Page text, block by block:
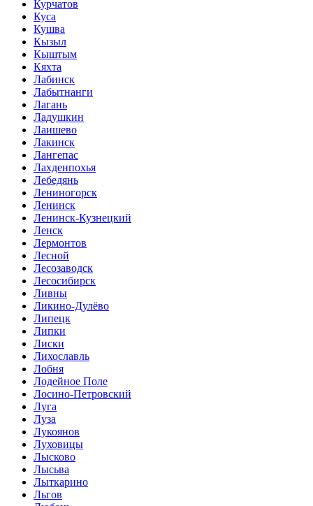
Курчатов
Куса
Кушва
Кызыл
Кыштым
Кяхта
Лабинск
Лабытнанги
Лагань
Ладушкин
Лаишево
Лакинск
Лангепас
Лахденпохья
Лебедянь
Лениногорск
Ленинск
Ленинск-Кузнецкий
Ленск
Лермонтов
Лесной
Лесозаводск
Лесосибирск
Ливны
Ликино-Дулёво
Липецк
Липки
Лиски
Лихославль
Лобня
Лодейное Поле
Лосино-Петровский
Луга
Луза
Лукоянов
Луховицы
Лысково
Лысьва
Лыткарино
Льгов